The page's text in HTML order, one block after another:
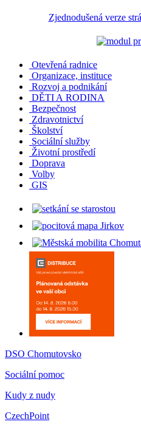
Zjednodušená verze
Otevřená radnice
Organizace, instituce
Rozvoj a podnikání
DĚTI A RODINA
Bezpečnost
Zdravotnictví
Školství
Sociální služby
Životní prostředí
Doprava
Volby
GIS
DSO Chomutovsko
Sociální pomoc
Kudy z nudy
CzechPoint